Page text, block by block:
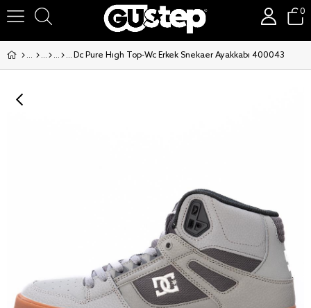
0
Dc Pure Hıgh Top-Wc Erkek Snekaer Ayakkabı 400043